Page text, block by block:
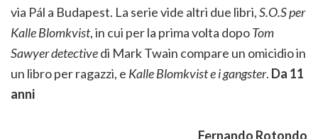
via Pál a Budapest. La serie vide altri due libri,S.O.S per
Kalle Blomkvist, in cui per la prima volta dopoTom
Sawyer detectivedi Mark Twain compare un omicidio in
un libro per ragazzi, e Kalle Blomkvist e i gangster. Da 11
anni
Fernando Rotondo